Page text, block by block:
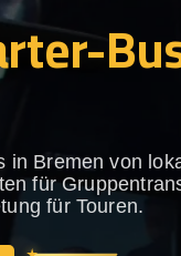
in Bremen von
für
für Touren.